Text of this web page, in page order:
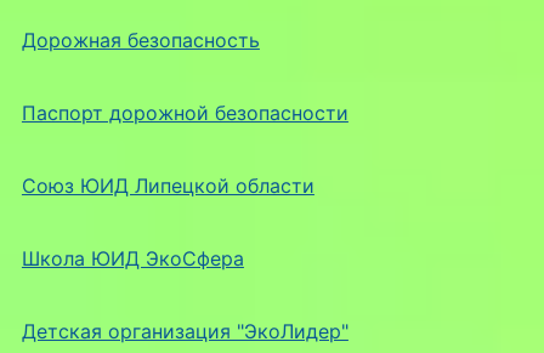
Дорожная безопасность
Паспорт дорожной безопасности
Союз ЮИД Липецкой области
Школа ЮИД ЭкоСфера
Детская организация "ЭкоЛидер"